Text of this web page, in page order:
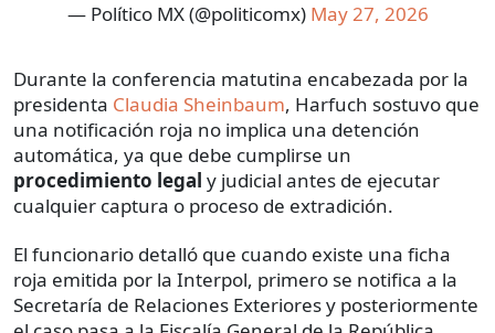
— Político MX (@politicomx) May 27, 2026
Durante la conferencia matutina encabezada por la
presidenta Claudia Sheinbaum, Harfuch sostuvo que
una notificación roja no implica una detención
automática, ya que debe cumplirse un
procedimiento legal y judicial antes de ejecutar
cualquier captura o proceso de extradición.
El funcionario detalló que cuando existe una ficha
roja emitida por la Interpol, primero se notifica a la
Secretaría de Relaciones Exteriores y posteriormente